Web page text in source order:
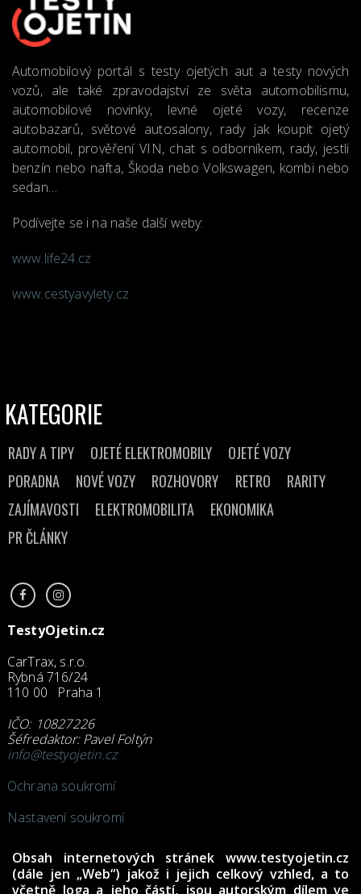
Automobilový portál s testy ojetých aut a testy nových
vozů, ale také zpravodajství ze světa automobilismu,
automobilové novinky, levné ojeté vozy, recenze
autobazarů, světové autosalony, rady jak koupit ojetý
automobil, prověření VIN, chat s odborníkem, rady, jestli
benzín nebo nafta, Škoda nebo Volkswagen, kombi nebo
sedan…
Podívejte se i na naše další weby:
www.life24.cz
www.cestyavylety.cz
KATEGORIE
RADY A TIPY OJETÉ ELEKTROMOBILY
OJETÉ VOZY
PORADNA
NOVÉ VOZY ROZHOVORY RETRO
RARITY
ZAJÍMAVOSTI
ELEKTROMOBILITA
EKONOMIKA
PR ČLÁNKY
TestyOjetin.cz
CarTrax, s.r.o.
Rybná 716/24
110 00 Praha 1
IČO: 10827226
Šéfredaktor: Pavel Foltýn
info@testyojetin.cz
Ochrana soukromí
Nastavení soukromí
Obsah internetových stránek www.testyojetin.cz
(dále jen „Web“) jakož i jejich celkový vzhled, a to
včetně loga a jeho částí, jsou autorským dílem ve